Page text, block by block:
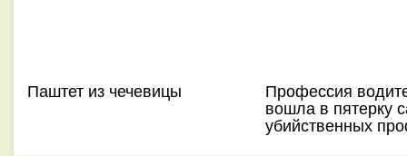
Паштет из чечевицы Профессия
вошла в пятерку
убийственных